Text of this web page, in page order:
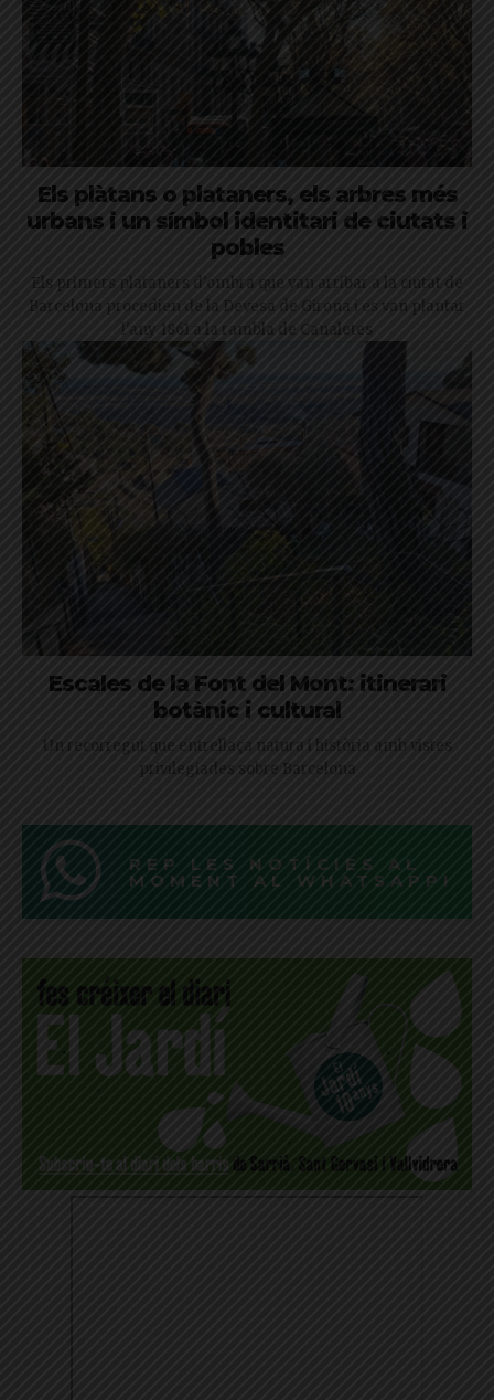
Els plàtans o plataners, els arbres més
urbans i un símbol identitari de ciutats i
pobles
Els primers plataners d'ombra que van arribar a la ciutat de
Barcelona procedien de la Devesa de Girona i es van plantar
l'any 1861 a la rambla de Canaletes
Escales de la Font del Mont: itinerari
botànic i cultural
Un recorregut que entrellaça natura i història amb vistes
privilegiades sobre Barcelona
REP LES NOTÍCIES AL
MOMENT AL WHATSAPP!